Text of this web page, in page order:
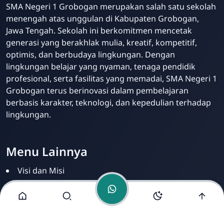
Pak Humas
Online
SMA Negeri 1 Grobogan merupakan salah satu sekolah
menengah atas unggulan di Kabupaten Grobogan,
Jawa Tengah. Sekolah ini berkomitmen mencetak
generasi yang berakhlak mulia, kreatif, kompetitif,
optimis, dan berbudaya lingkungan. Dengan
lingkungan belajar yang nyaman, tenaga pendidik
profesional, serta fasilitas yang memadai, SMA Negeri 1
Grobogan terus berinovasi dalam pembelajaran
berbasis karakter, teknologi, dan kepedulian terhadap
lingkungan.
Menu Lainnya
Visi dan Misi
Ekstrakurikuler
Fasilitas